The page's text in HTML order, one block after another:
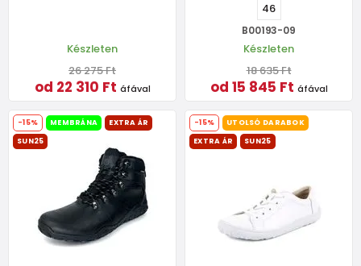
Készleten
26 275 Ft
od 22 310 Ft áfával
46
B00193-09
Készleten
18 635 Ft
od 15 845 Ft áfával
-15% MEMBRÁNA
EXTRA ÁR
SUN25
-15%
UTOLSÓ DARABOK
EXTRA ÁR
SUN25